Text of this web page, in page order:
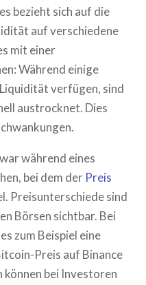
bezieht sich auf die
auf verschiedene
mit einer
Während einige
verfügen, sind
austrocknet. Dies
während eines
bei dem der Preis
Preisunterschiede sind
Börsen sichtbar. Bei
zum Beispiel eine
Preis auf Binance
können bei Investoren